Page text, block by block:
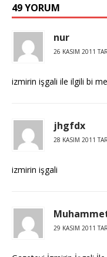
49 YORUM
nur
26 KASIM 2011
izmirin işgali ile ilgili bi
jhgfdx
28 KASIM 2011
izmirin işgali
29 KASIM 2011